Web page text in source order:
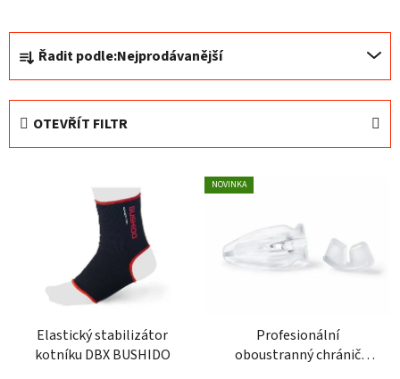
Ř
z
e
í
Řadit podle:Nejprodávanější
OTEVŘÍT FILTR
Elastický stabilizátor
kotníku DBX BUSHIDO
NOVINKA
Profesionální
oboustranný chránič